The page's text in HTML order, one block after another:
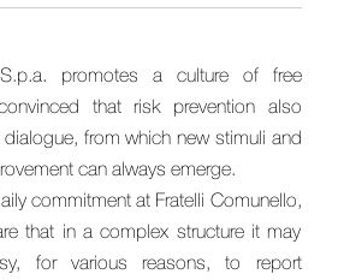
S.p.a. promotes a culture of free
that risk prevention also
from which new stimuli and
can always emerge.
commitment at Fratelli Comunello,
that in a complex structure it may
for various reasons, to report